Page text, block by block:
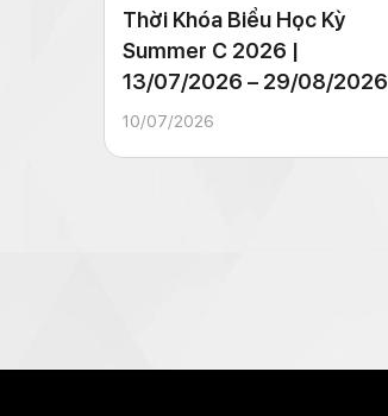
Thời Khóa Biểu Học Kỳ
Summer C 2026 |
13/07/2026 – 29/08/2026
10/07/2026